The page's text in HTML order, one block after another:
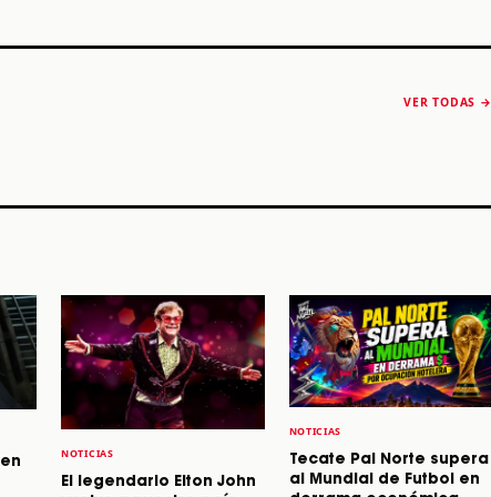
VER TODAS →
NOTICIAS
El legendario Elton John
NOTICIAS
Tecate Pal Norte supera
al Mundial de Futbol en